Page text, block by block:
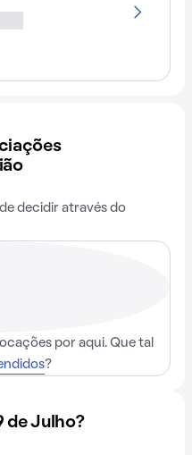
decidir através do
por aqui. Que tal
?
de Julho?